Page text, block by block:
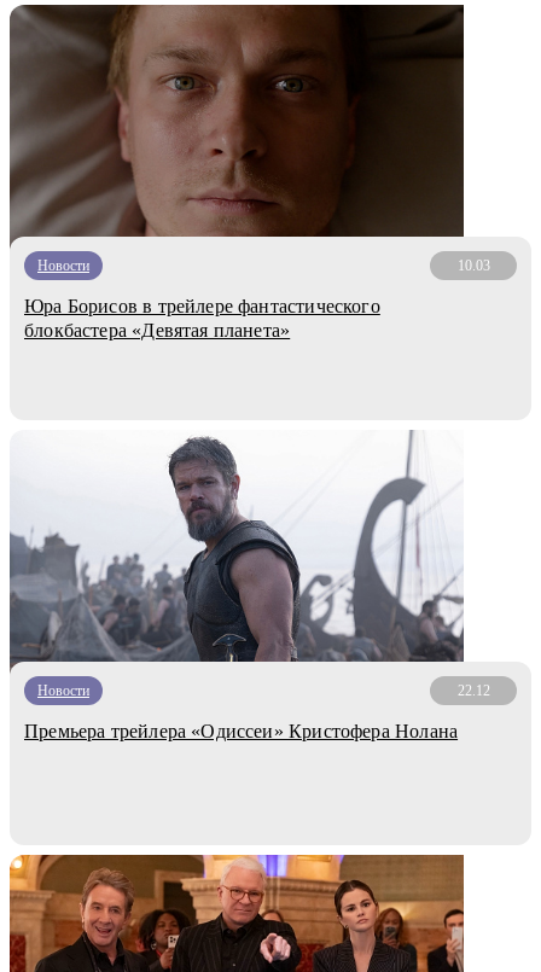
Новости 10.03
Юра Борисов в трейлере фантастического
блокбастера «Девятая планета»
Новости 22.12
Премьера трейлера «Одиссеи» Кристофера Нолана